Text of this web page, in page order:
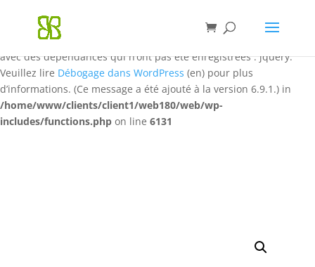
: La fonction WP_Styles::add a été appelée de façon
incorrecte. Le style ayant l’identifiant « qrcode-style » a été ajouté
avec des dépendances qui n’ont pas été enregistrées : jquery.
Veuillez lire Débogage dans WordPress (en) pour plus
d’informations. (Ce message a été ajouté à la version 6.9.1.) in
/home/www/clients/client1/web180/web/wp-
includes/functions.php on line 6131